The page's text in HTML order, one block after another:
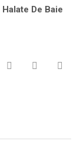
Halate De Baie